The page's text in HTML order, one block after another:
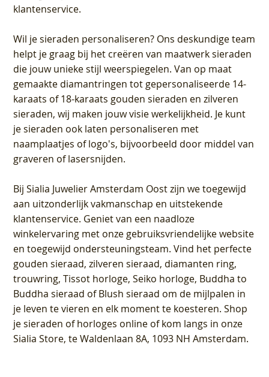
klantenservice.
Wil je sieraden personaliseren? Ons deskundige team
helpt je graag bij het creëren van maatwerk sieraden
die jouw unieke stijl weerspiegelen. Van op maat
gemaakte diamantringen tot gepersonaliseerde 14-
karaats of 18-karaats gouden sieraden en zilveren
sieraden, wij maken jouw visie werkelijkheid. Je kunt
je sieraden ook laten personaliseren met
naamplaatjes of logo's, bijvoorbeeld door middel van
graveren of lasersnijden.
BijSialia Juwelier Amsterdam Oostzijn we toegewijd
aan uitzonderlijk vakmanschap en uitstekende
klantenservice. Geniet van een naadloze
winkelervaring met onze gebruiksvriendelijke website
en toegewijd ondersteuningsteam. Vind het perfecte
gouden sieraad, zilveren sieraad, diamanten ring,
trouwring, Tissot horloge, Seiko horloge, Buddha to
Buddha sieraad of Blush sieraad om de mijlpalen in
je leven te vieren en elk moment te koesteren. Shop
je sieraden of horloges online of kom langs in onze
Sialia Store, te Waldenlaan 8A, 1093 NH Amsterdam.